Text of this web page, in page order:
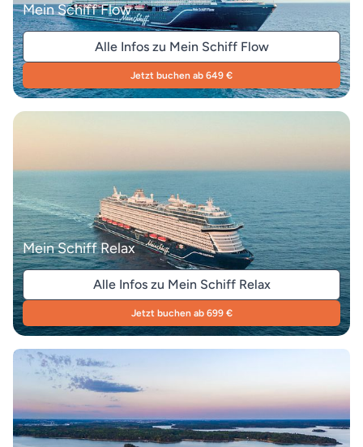
Mein Schiff Flow
Alle Infos zu Mein Schiff Flow
Jetzt buchen ab 649 €
Mein Schiff Relax
Alle Infos zu Mein Schiff Relax
Jetzt buchen ab 699 €